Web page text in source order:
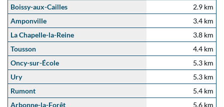
Boissy-aux-Cailles
2.9 km
Amponville
3.4 km
La Chapelle-la-Reine
3.8 km
Tousson
4.4 km
Oncy-sur-École
5.3 km
Ury
5.3 km
Rumont
5.4 km
Arbonne-la-Forêt
5.6 km